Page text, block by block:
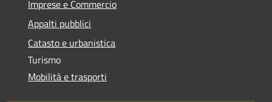
Imprese e Commercio
Appalti pubblici
Catasto e urbanistica
Turismo
Mobilità e trasporti